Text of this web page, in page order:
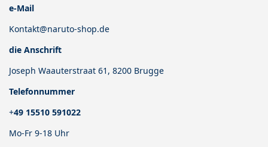
e-Mail
Kontakt@naruto-shop.de
die Anschrift
Joseph Waauterstraat 61, 8200 Brugge
Telefonnummer
+49 15510 591022
Mo-Fr 9-18 Uhr